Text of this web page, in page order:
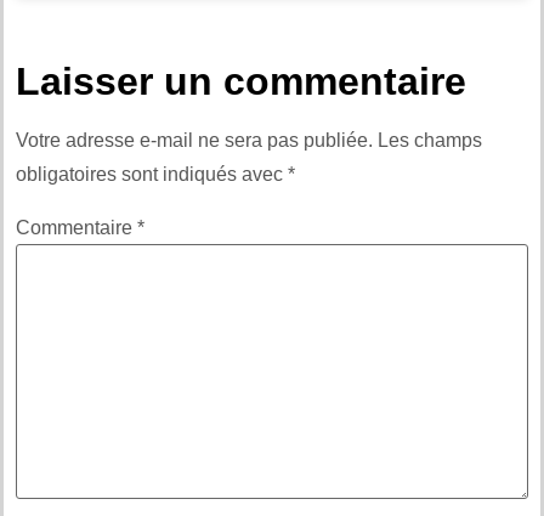
Laisser un commentaire
Votre adresse e-mail ne sera pas publiée. Les champs
obligatoires sont indiqués avec *
Commentaire *